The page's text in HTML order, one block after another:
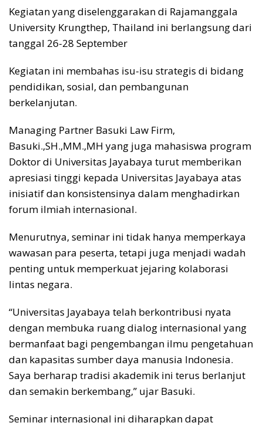
Kegiatan yang diselenggarakan di Rajamanggala
University Krungthep, Thailand ini berlangsung dari
tanggal 26-28 September
Kegiatan ini membahas isu-isu strategis di bidang
pendidikan, sosial, dan pembangunan
berkelanjutan.
Managing Partner Basuki Law Firm,
Basuki.,SH.,MM.,MH yang juga mahasiswa program
Doktor di Universitas Jayabaya turut memberikan
apresiasi tinggi kepada Universitas Jayabaya atas
inisiatif dan konsistensinya dalam menghadirkan
forum ilmiah internasional.
Menurutnya, seminar ini tidak hanya memperkaya
wawasan para peserta, tetapi juga menjadi wadah
penting untuk memperkuat jejaring kolaborasi
lintas negara.
“Universitas Jayabaya telah berkontribusi nyata
dengan membuka ruang dialog internasional yang
bermanfaat bagi pengembangan ilmu pengetahuan
dan kapasitas sumber daya manusia Indonesia.
Saya berharap tradisi akademik ini terus berlanjut
dan semakin berkembang,” ujar Basuki.
Seminar internasional ini diharapkan dapat